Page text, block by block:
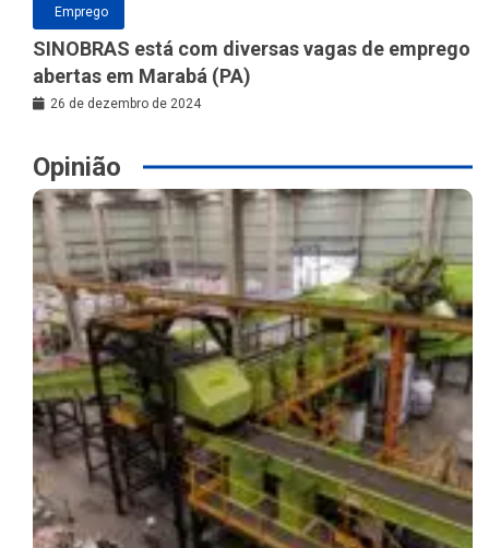
Emprego
SINOBRAS está com diversas vagas de emprego
abertas em Marabá (PA)
26 de dezembro de 2024
Opinião